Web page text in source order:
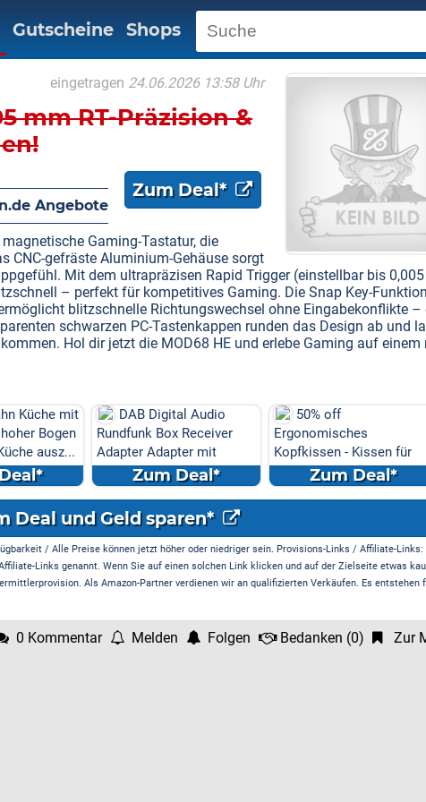
Gutscheine Shops
eingetragen 24.06.2026 13:58 Uhr
mm RT-Präzision &
Zum Deal*
Angebote
Gaming-Tastatur, die
CNC-gefräste Aluminium-Gehäuse sorgt
Mit dem ultrapräzisen Rapid Trigger (einstellbar bis
– perfekt für kompetitives Gaming. Die Snap Key-Funktion
blitzschnelle Richtungswechsel ohne Eingabekonflikte –
schwarzen PC-Tastenkappen runden das Design ab und
Hol dir jetzt die MOD68 HE und erlebe Gaming auf einem
Audio
Receiver
mit
50% off
Ergonomisches
Kopfkissen - Kissen für
SeitenZum Deal*
Amazon: Präzisions-
Stimmgabel-Set (für
Entspannung & Klangth...
Zum Deal*
Deal und Geld sparen*
/ Alle Preise können jetzt höher oder niedriger sein. Provisions-Links / Affiliate-
Links genannt. Wenn Sie auf einen solchen Link klicken und auf der Zielseite etwas
Als Amazon-Partner verdienen wir an qualifizierten Verkäufen. Es entstehen
0 Kommentar Melden Folgen Bedanken (0) Zur